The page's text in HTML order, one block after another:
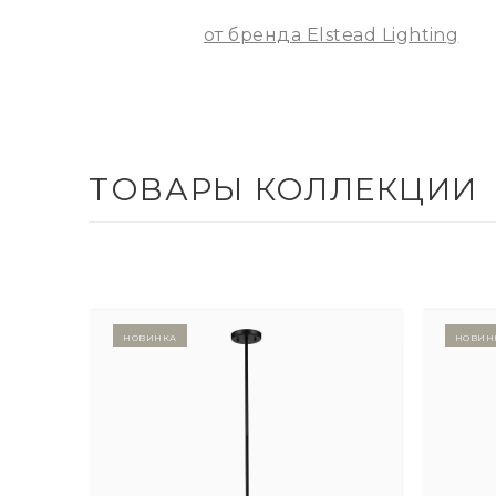
от бренда Elstead Lighting
ТОВАРЫ КОЛЛЕКЦИИ
Новинка